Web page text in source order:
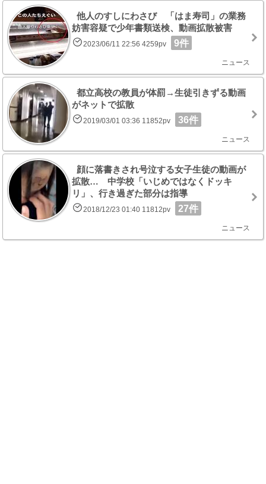
他人のすしにわさび 「はま寿司」の業務
妨害容疑で少年書類送検、動画拡散被害
2023/06/11 22:56 4259pv 9件
ニュース
都立高校の教員が体罰→生徒引きずる動画
がネットで拡散
2019/03/01 03:36 11852pv 36件
ニュース
顔に落書きされ号泣する女子生徒の動画が
拡散… 中学校「いじめではなくドッキ
リ」、行き過ぎた部分は指導
2018/12/23 01:40 11812pv 27件
ニュース